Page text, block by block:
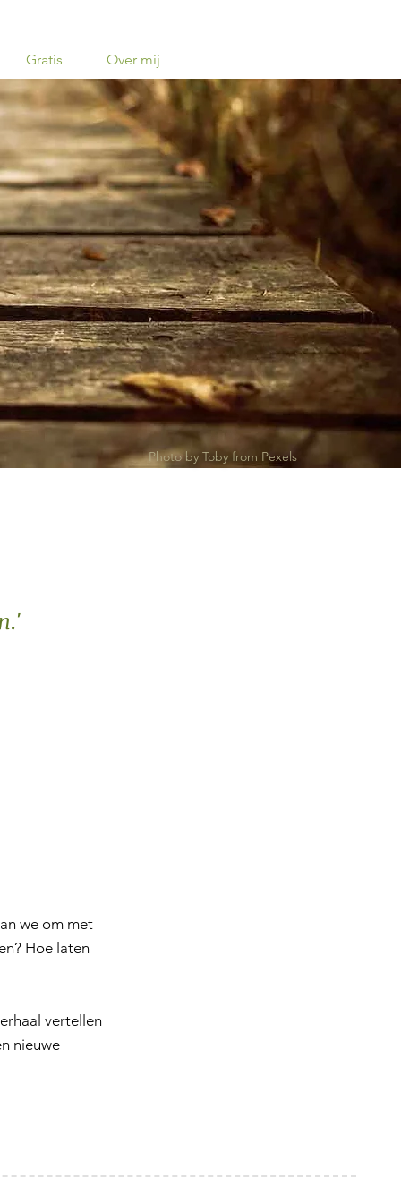
Gratis Over mij
Photo by Toby from Pexels
.'
we om met
Hoe laten
vertellen
nieuwe